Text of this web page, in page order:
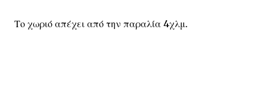
Το χωριό απέχει από την παραλία 4χλμ.